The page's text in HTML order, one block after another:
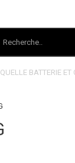
QUELLE BATTERIE ET